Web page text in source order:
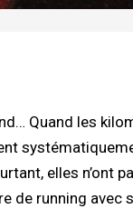
Quand les
elles n’ont
de running avec